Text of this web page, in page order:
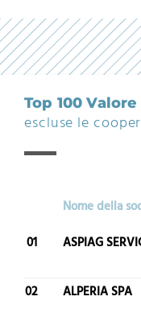
Top 100
escluse le
Nome della
01
ASPIAG
02 ALPERIA SPA